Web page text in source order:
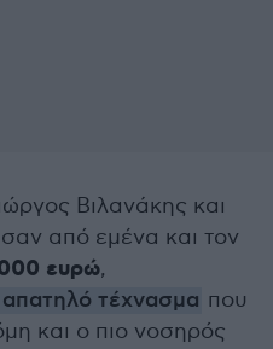
Βιλανάκης και
από εμένα και τον
ευρώ,
απατηλό τέχνασμα που
και ο πιο νοσηρός